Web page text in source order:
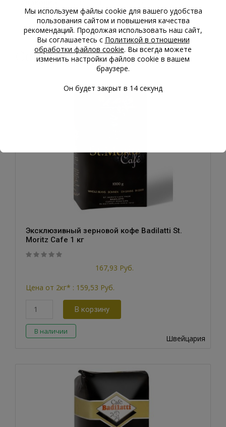
Произведено:Швейцария
Сопутствующие товары
Эксклюзивный зерновой кофе Badilatti St.
Moritz Cafe 1 кг
167,93 Руб.
on
ratings
В наличии
Цена от 2кг* : 159,53 Руб.
В корзину
Швейцария
Мы используем файлы cookie для вашего удобства
пользования сайтом и повышения качества
рекомендаций. Продолжая использовать наш сайт,
Вы соглашаетесь с Политикой в отношении
обработки файлов cookie. Вы всегда можете
изменить настройки файлов cookie в вашем
браузере.
Он будет закрыт в 14 секунд